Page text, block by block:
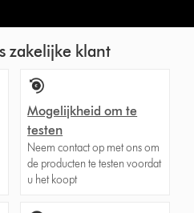
zakelijke klant
Mogelijkheid om te
testen
Neem contact op met ons om
de producten te testen voordat
u het koopt